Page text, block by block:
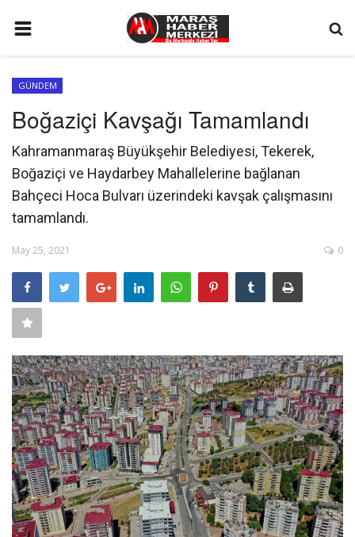
GÜNDEM
SİYASET
EKONOMİ
EĞİTİM
SPOR
İLETİŞİM
KÜNYE
FOTO GALERİ
KÜLTÜR SANAT
SAĞLIK
FİRMA HABER
OTURUM AÇ
KAYIT
GÜNDEM
Boğaziçi Kavşağı Tamamlandı
Kahramanmaraş Büyükşehir Belediyesi, Tekerek,
Boğaziçi ve Haydarbey Mahallelerine bağlanan
Bahçeci Hoca Bulvarı üzerindeki kavşak çalışmasını
tamamlandı.
May 25, 2021 0